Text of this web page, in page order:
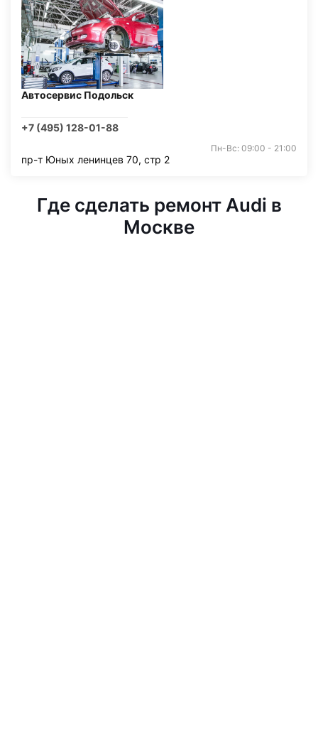
Автосервис Подольск
+7 (495) 128-01-88
Пн-Вс: 09:00 - 21:00
пр-т Юных ленинцев 70, стр 2
Где сделать ремонт Audi в
Москве